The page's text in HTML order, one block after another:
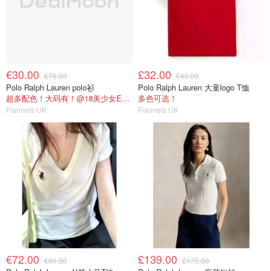
€30.00 €78.00
Polo Ralph Lauren polo衫
超多配色！大码有！@18美少女Emma购物心得
Flannels UK
£32.00 £40.00
Polo Ralph Lauren 大童logo T恤
多色可选！
Flannels UK
€72.00 €90.00 £139.00 £175.00